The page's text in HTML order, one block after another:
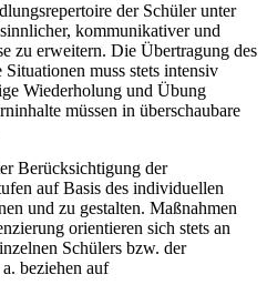
der Schüler unter
kommunikativer und
zu erweitern. Die Übertragung des
muss stets intensiv
Wiederholung und Übung
müssen in überschaubare
Berücksichtigung der
auf Basis des individuellen
und zu gestalten. Maßnahmen
orientieren sich stets an
Schülers bzw. der
beziehen auf